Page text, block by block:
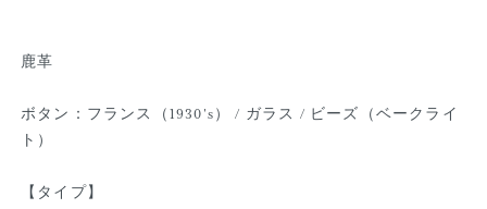
鹿革
ボタン：フランス（1930's） / ガラス / ビーズ（ベークライ
ト）
【タイプ】